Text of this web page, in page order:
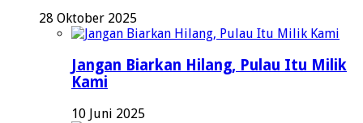
28 Oktober 2025
Jangan Biarkan Hilang, Pulau Itu Milik
Kami
10 Juni 2025